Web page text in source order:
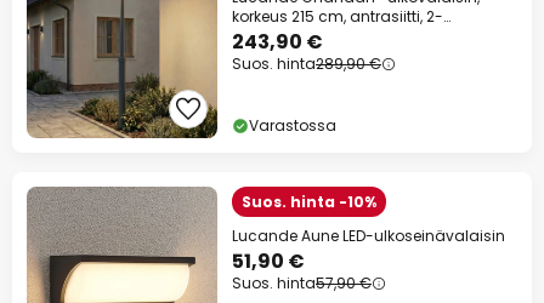
korkeus 215 cm, antrasiitti, 2-
lamppuinen
243,90 €
Suos. hinta289,90 €
Varastossa
Suos. hinta -10%
Lucande Aune LED-ulkoseinävalaisin
51,90 €
Suos. hinta57,90 €